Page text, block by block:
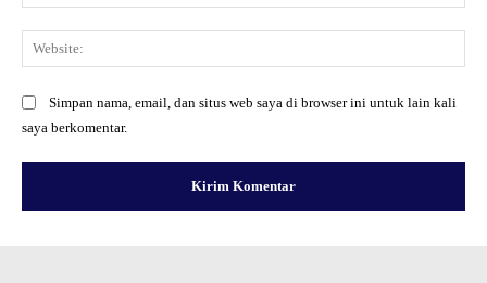
Simpan nama, email, dan situs web saya di browser ini untuk lain kali
saya berkomentar.